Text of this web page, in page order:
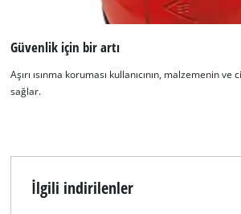
Güvenlik için bir artı
Aşırı ısınma koruması kullanıcının, malzemenin ve
sağlar.
İlgili indirilenler